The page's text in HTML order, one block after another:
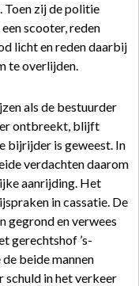
zij de politie
scooter, reden
licht en reden daarbij
te overlijden.
als de bestuurder
ontbreekt, blijft
bijrijder is geweest. In
verdachten daarom
aanrijding. Het
in cassatie. De
gegrond en verwees
gerechtshof ’s-
beide mannen
schuld in het verkeer